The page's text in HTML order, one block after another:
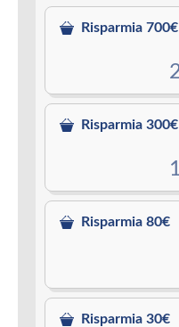
Risparmia 700€
Risparmia 300€
Risparmia 80€
Risparmia 30€